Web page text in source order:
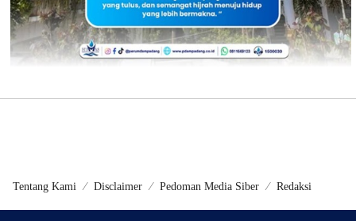
Tentang Kami Disclaimer Pedoman Media Siber Redaksi